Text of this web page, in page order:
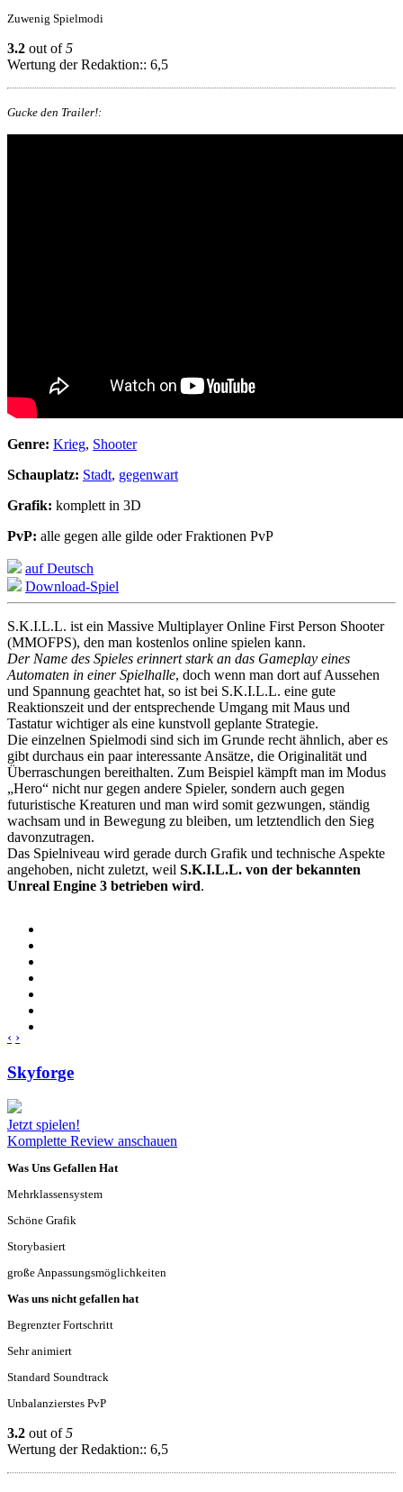
Zuwenig Spielmodi
3.2 out of5
Wertung der Redaktion:: 6,5
Gucke den Trailer!:
Genre: Krieg, Shooter
Schauplatz: Stadt, gegenwart
Grafik: komplett in 3D
PvP: alle gegen alle gilde oder Fraktionen PvP
auf Deutsch
Download-Spiel
S.K.I.L.L. ist ein Massive Multiplayer Online First Person Shooter
(MMOFPS), den man kostenlos online spielen kann.
Der Name des Spieles erinnert stark an das Gameplay eines
Automaten in einer Spielhalle, doch wenn man dort auf Aussehen
und Spannung geachtet hat, so ist bei S.K.I.L.L. eine gute
Reaktionszeit und der entsprechende Umgang mit Maus und
Tastatur wichtiger als eine kunstvoll geplante Strategie.
Die einzelnen Spielmodi sind sich im Grunde recht ähnlich, aber es
gibt durchaus ein paar interessante Ansätze, die Originalität und
Überraschungen bereithalten. Zum Beispiel kämpft man im Modus
„Hero“ nicht nur gegen andere Spieler, sondern auch gegen
futuristische Kreaturen und man wird somit gezwungen, ständig
wachsam und in Bewegung zu bleiben, um letztendlich den Sieg
davonzutragen.
Das Spielniveau wird gerade durch Grafik und technische Aspekte
angehoben, nicht zuletzt, weil S.K.I.L.L. von der bekannten
Unreal Engine 3 betrieben wird.
‹ ›
Skyforge
Jetzt spielen!
Komplette Review anschauen
Was Uns Gefallen Hat
Mehrklassensystem
Schöne Grafik
Storybasiert
große Anpassungsmöglichkeiten
Was uns nicht gefallen hat
Begrenzter Fortschritt
Sehr animiert
Standard Soundtrack
Unbalanzierstes PvP
3.2 out of5
Wertung der Redaktion:: 6,5